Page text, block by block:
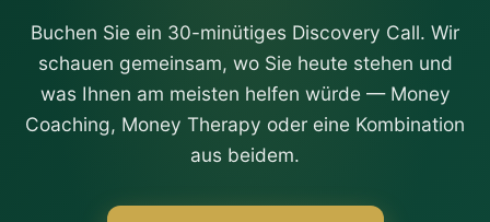
Buchen Sie ein 30-minütiges Discovery Call. Wir
schauen gemeinsam, wo Sie heute stehen und
was Ihnen am meisten helfen würde — Money
Coaching, Money Therapy oder eine Kombination
aus beidem.